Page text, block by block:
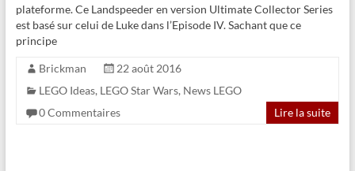
plateforme. Ce Landspeeder en version Ultimate Collector Series
est basé sur celui de Luke dans l’Episode IV. Sachant que ce
principe
Brickman
22 août 2016
LEGO Ideas, LEGO Star Wars, News LEGO
0 Commentaires
Lire la suite